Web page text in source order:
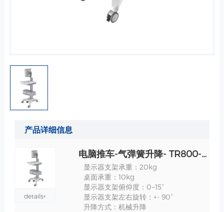
产品详细信息
details+
电脑推车-气弹簧升降- TR800-200-1 规格
显示器支架承重：20kg
桌面承重：10kg
显示器支架俯仰度：0~15°
显示器支架左右旋转：+- 90°
升降方式：机械升降